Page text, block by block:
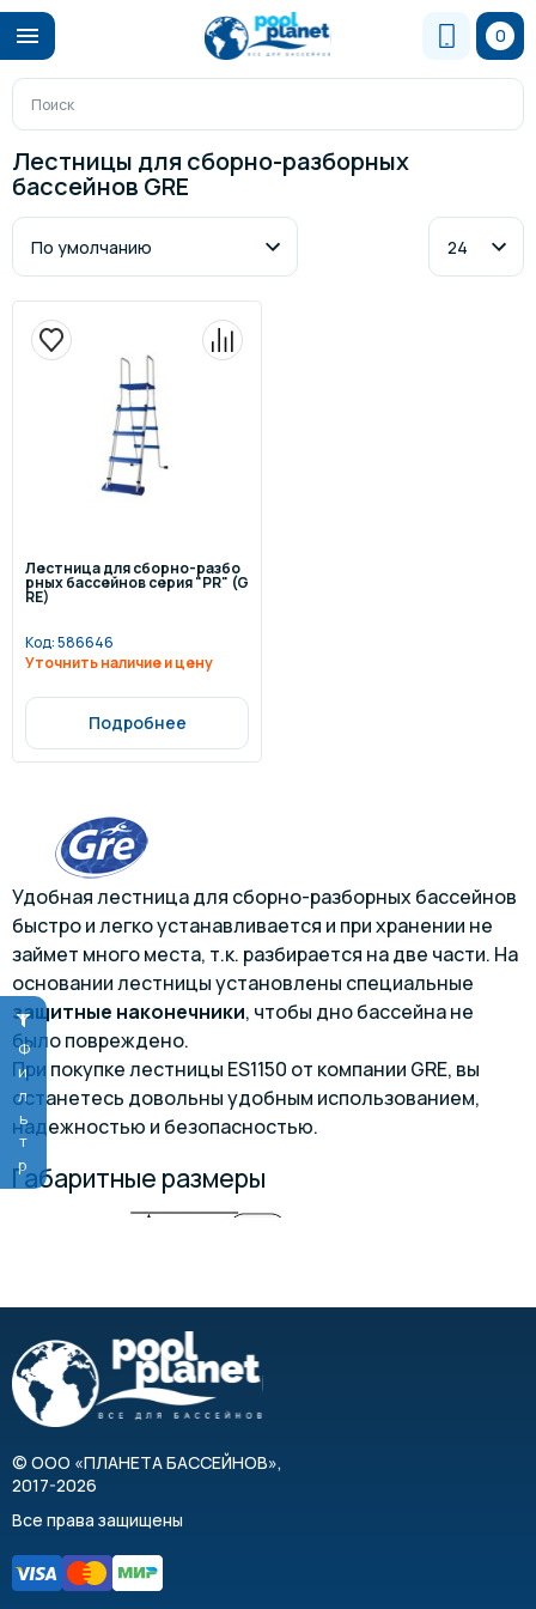
0
Фильтр
Лестницы для сборно-разборных
бассейнов GRE
Лестница для сборно-разбо
рных бассейнов серия "PR" (G
RE)
Код:586646
Уточнить наличие и цену
Подробнее
Удобная лестница для сборно-разборных бассейнов
быстро и легко устанавливается и при хранении не
займет много места, т.к. разбирается на две части. На
основании лестницы установлены специальные
защитные наконечники, чтобы дно бассейна не
было повреждено.
При покупке лестницы ES1150 от компании GRE, вы
останетесь довольны удобным использованием,
надежностью и безопасностью.
Габаритные размеры
© ООО «ПЛАНЕТА БАССЕЙНОВ»,
2017-2026
Все права защищены